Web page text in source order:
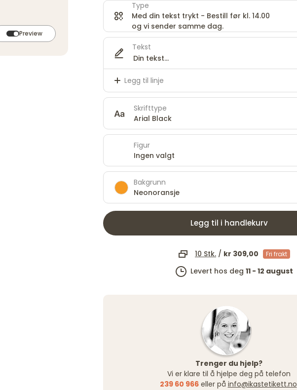
Preview
Type
Med din tekst trykt - Bestill før kl. 14.00
og vi sender samme dag.
Tekst
Legg til linje
Skrifttype
Arial Black
Figur
Ingen valgt
Bakgrunn
Neonoransje
Legg til i handlekurv
10 Stk. / kr 309,00 Fri frakt
Levert hos deg 11 - 12 august
Trenger du hjelp?
Vi er klare til å hjelpe deg på telefon
239 60 966 eller på info@ikastetikett.no